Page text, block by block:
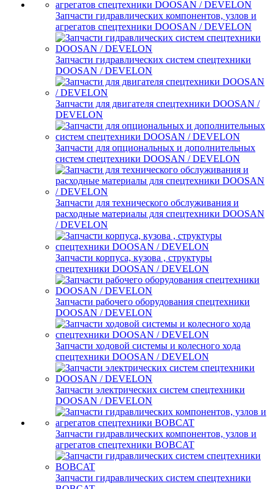
Запчасти гидравлических компонентов, узлов и
агрегатов спецтехники DOOSAN / DEVELON
Запчасти гидравлических систем спецтехники
DOOSAN / DEVELON
Запчасти для двигателя спецтехники DOOSAN /
DEVELON
Запчасти для опциональных и дополнительных
систем спецтехники DOOSAN / DEVELON
Запчасти для технического обслуживания и
расходные материалы для спецтехники DOOSAN
/ DEVELON
Запчасти корпуса, кузова , структуры
спецтехники DOOSAN / DEVELON
Запчасти рабочего оборудования спецтехники
DOOSAN / DEVELON
Запчасти ходовой системы и колесного хода
спецтехники DOOSAN / DEVELON
Запчасти электрических систем спецтехники
DOOSAN / DEVELON
Запчасти гидравлических компонентов, узлов и
агрегатов спецтехники BOBCAT
Запчасти гидравлических систем спецтехники